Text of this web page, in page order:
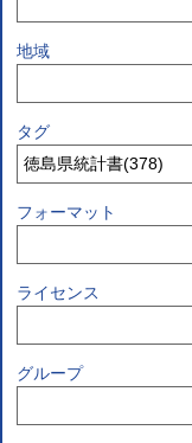
地域
タグ
フォーマット
ライセンス
グループ